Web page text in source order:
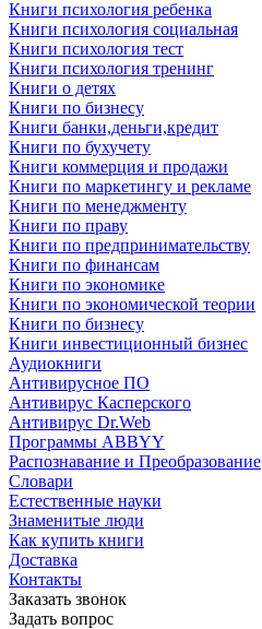
Книги психология ребенка
Книги психология социальная
Книги психология тест
Книги психология тренинг
Книги о детях
Книги по бизнесу
Книги банки,деньги,кредит
Книги по бухучету
Книги коммерция и продажи
Книги по маркетингу и рекламе
Книги по менеджменту
Книги по праву
Книги по предпринимательству
Книги по финансам
Книги по экономике
Книги по экономической теории
Книги по бизнесу
Книги инвестиционный бизнес
Аудиокниги
Антивирусное ПО
Антивирус Касперского
Антивирус Dr.Web
Программы ABBYY
Распознавание и Преобразование
Словари
Естественные науки
Знаменитые люди
Как купить книги
Доставка
Контакты
Заказать звонок
Задать вопрос